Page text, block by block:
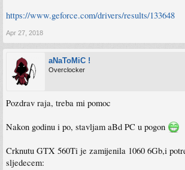
https://www.geforce.com/drivers/results/133648
Apr 27, 2018
aNaToMiC !
Overclocker
Pozdrav raja, treba mi pomoc
Nakon godinu i po, stavljam aBd PC u pogon
Crknutu GTX 560Ti je zamijenila 1060 6Gb,i
sljedecem: